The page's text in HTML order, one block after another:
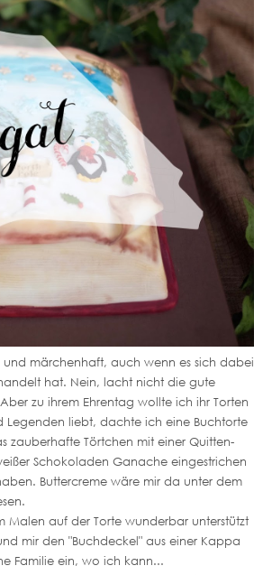
märchenhaft, auch wenn es sich dabei
hat. Nein, lacht nicht die gute
zu ihrem Ehrentag wollte ich ihr Torten
Legenden liebt, dachte ich eine Buchtorte
zauberhafte Törtchen mit einer Quitten-
Schokoladen Ganache eingestrichen
Buttercreme wäre mir da unter dem
Malen auf der Torte wunderbar unterstützt
mir den "Buchdeckel" aus einer Kappa
Familie ein, wo ich kann...